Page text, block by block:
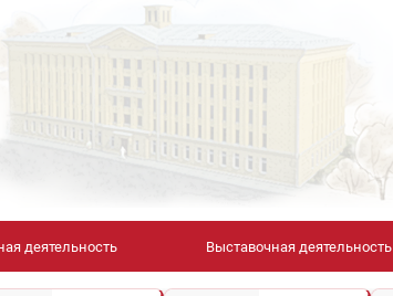
деятельность Выставочная деятельность